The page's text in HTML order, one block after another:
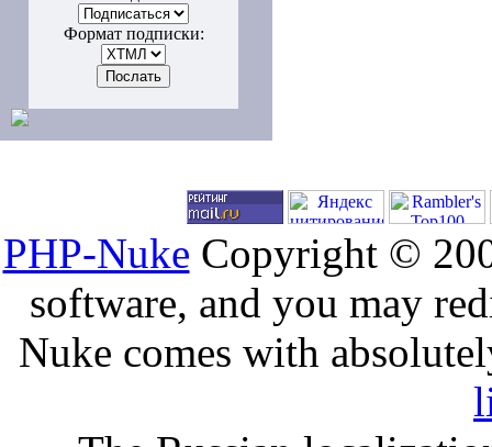
Формат подписки:
PHP-Nuke Copyright ©
software, and you may
Nuke comes with